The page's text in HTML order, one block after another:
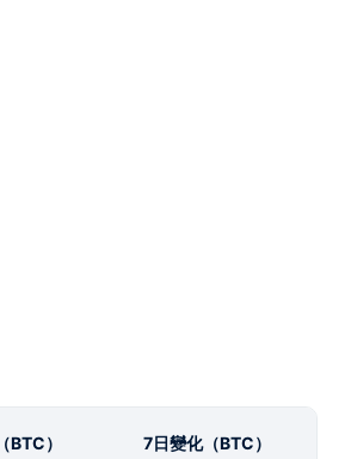
BTC） 7日變化（BTC）